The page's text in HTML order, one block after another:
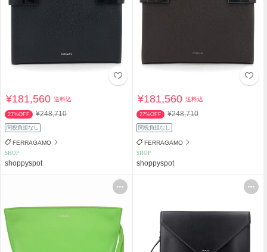
¥181,560送料込
27%OFF ¥248,710
関税負担なし
FERRAGAMO
SHOP
shoppyspot
¥181,560送料込
27%OFF ¥248,710
関税負担なし
FERRAGAMO
SHOP
shoppyspot